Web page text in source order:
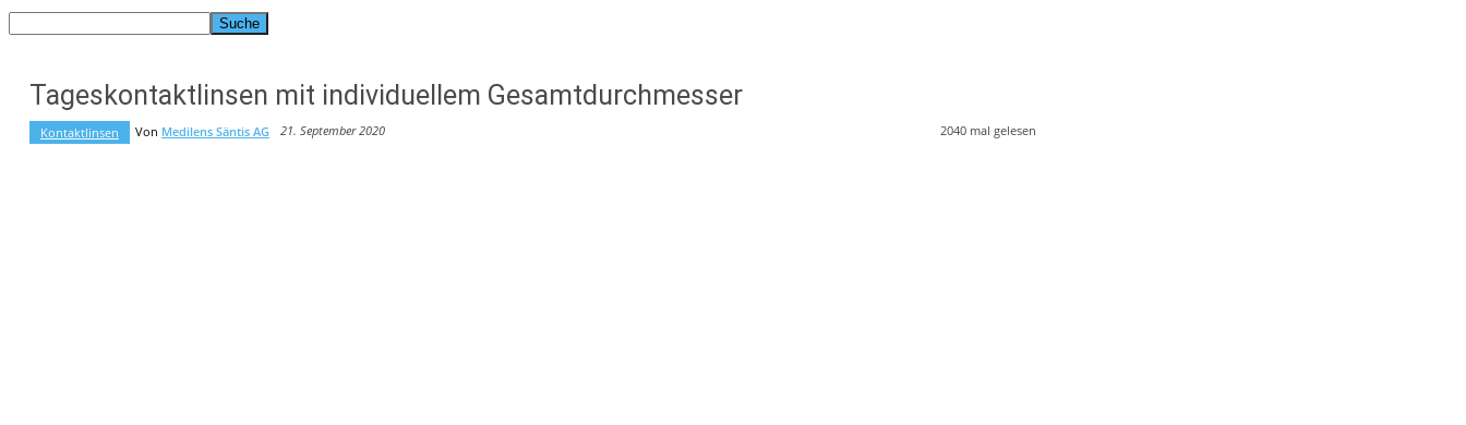
Tageskontaktlinsen mit individuellem Gesamtdurchmesser
Kontaktlinsen Von Medilens Säntis AG 21. September 2020 2040 mal gelesen